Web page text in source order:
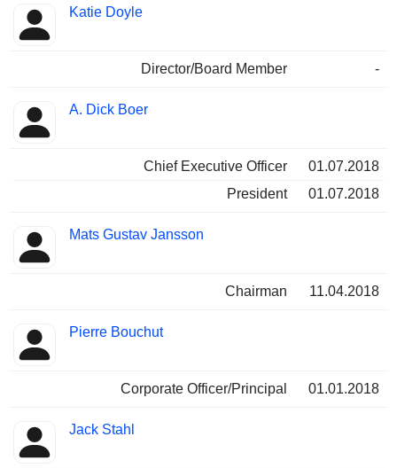
Katie Doyle
Director/Board Member -
A. Dick Boer
Chief Executive Officer
01.07.2018
President
01.07.2018
Mats Gustav Jansson
Chairman 11.04.2018
Pierre Bouchut
Corporate Officer/Principal 01.01.2018
Jack Stahl